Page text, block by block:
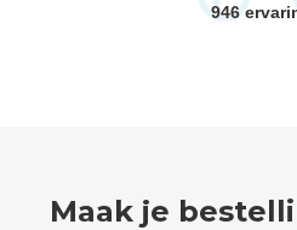
946
Maak je